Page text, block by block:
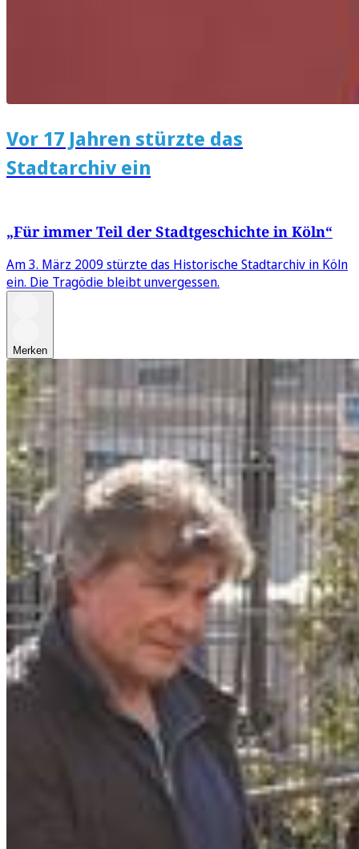
Vor 17 Jahren stürzte das
Stadtarchiv ein
„Für immer Teil der Stadtgeschichte in Köln“
Am 3. März 2009 stürzte das Historische Stadtarchiv in Köln
ein. Die Tragödie bleibt unvergessen.
Merken